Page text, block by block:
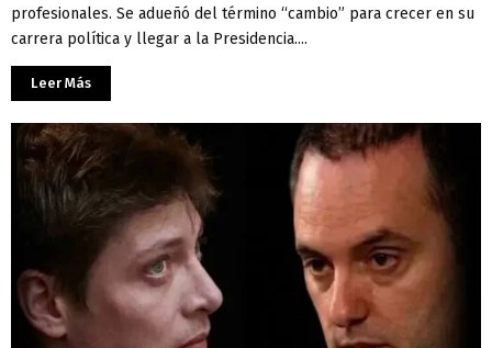
profesionales. Se adueñó del término “cambio” para crecer en su
carrera política y llegar a la Presidencia....
Leer Más